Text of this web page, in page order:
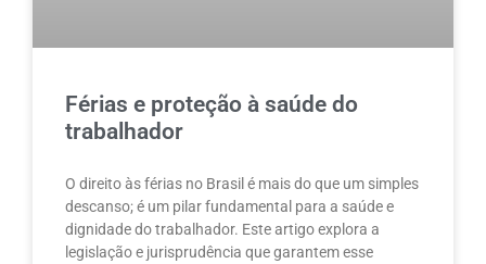
Férias e proteção à saúde do
trabalhador
O direito às férias no Brasil é mais do que um simples
descanso; é um pilar fundamental para a saúde e
dignidade do trabalhador. Este artigo explora a
legislação e jurisprudência que garantem esse